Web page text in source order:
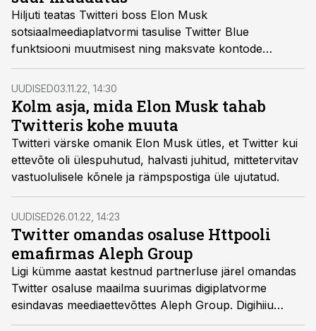
Hiljuti teatas Twitteri boss Elon Musk
sotsiaalmeediaplatvormi tasulise Twitter Blue
funktsiooni muutmisest ning maksvate kontode
eelistamisest.
UUDISED03.11.22, 14:30
Kolm asja, mida Elon Musk tahab
Twitteris kohe muuta
Twitteri värske omanik Elon Musk ütles, et Twitter kui
ettevõte oli ülespuhutud, halvasti juhitud, mittetervitav
vastuolulisele kõnele ja rämpspostiga üle ujutatud.
UUDISED26.01.22, 14:23
Twitter omandas osaluse Httpooli
emafirmas Aleph Group
Ligi kümme aastat kestnud partnerluse järel omandas
Twitter osaluse maailma suurimas digiplatvorme
esindavas meediaettevõttes Aleph Group. Digihiiu
liitumine Aleph Groupi aktsiaomanikega tähendab